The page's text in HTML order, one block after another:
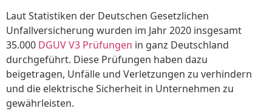
Laut Statistiken der Deutschen Gesetzlichen
Unfallversicherung wurden im Jahr 2020 insgesamt
35.000 DGUV V3 Prüfungen in ganz Deutschland
durchgeführt. Diese Prüfungen haben dazu
beigetragen, Unfälle und Verletzungen zu verhindern
und die elektrische Sicherheit in Unternehmen zu
gewährleisten.